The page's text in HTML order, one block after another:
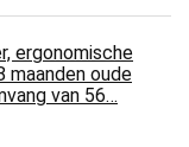
ergonomische
maanden oude
van 56…